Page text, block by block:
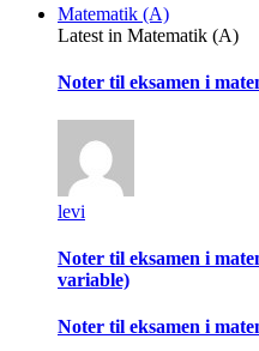
Matematik (A)
Latest in Matematik (A)
Noter til eksamen i
levi
Noter til eksamen i
variable)
Noter til eksamen i